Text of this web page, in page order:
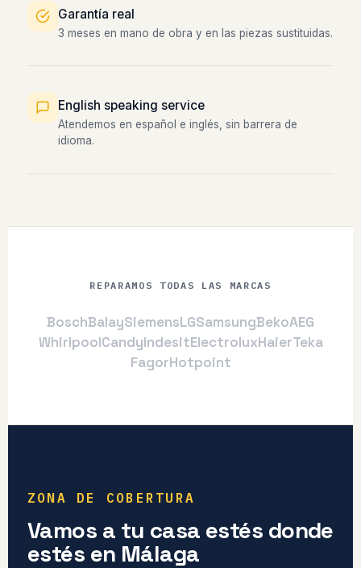
Garantía real
3 meses en mano de obra y en las piezas sustituidas.
English speaking service
Atendemos en español e inglés, sin barrera de
idioma.
REPARAMOS TODAS LAS MARCAS
BoschBalaySiemensLGSamsungBekoAEG
WhirlpoolCandyIndesitElectroluxHaierTeka
FagorHotpoint
ZONA DE COBERTURA
Vamos a tu casa estés donde
estés en Málaga